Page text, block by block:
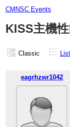
CMNSC Events
KISS主機
Classic List
eagrhzwr1042